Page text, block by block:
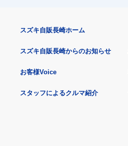
スズキ自販長崎ホーム
スズキ自販長崎からのお知らせ
お客様Voice
スタッフによるクルマ紹介